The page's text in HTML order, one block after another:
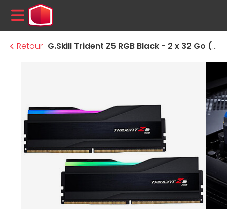
MENU
Retour
G.Skill Trident Z5 RGB Black - 2 x 32 Go (64 Go) - DDR5 6000 MHz - CL40